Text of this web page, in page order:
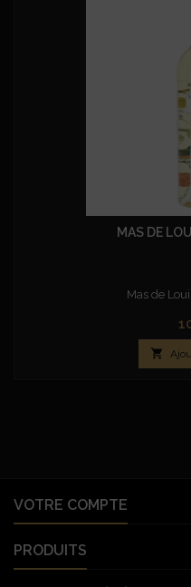
MAS DE
Mas de

VOTRE COMPTE
PRODUITS